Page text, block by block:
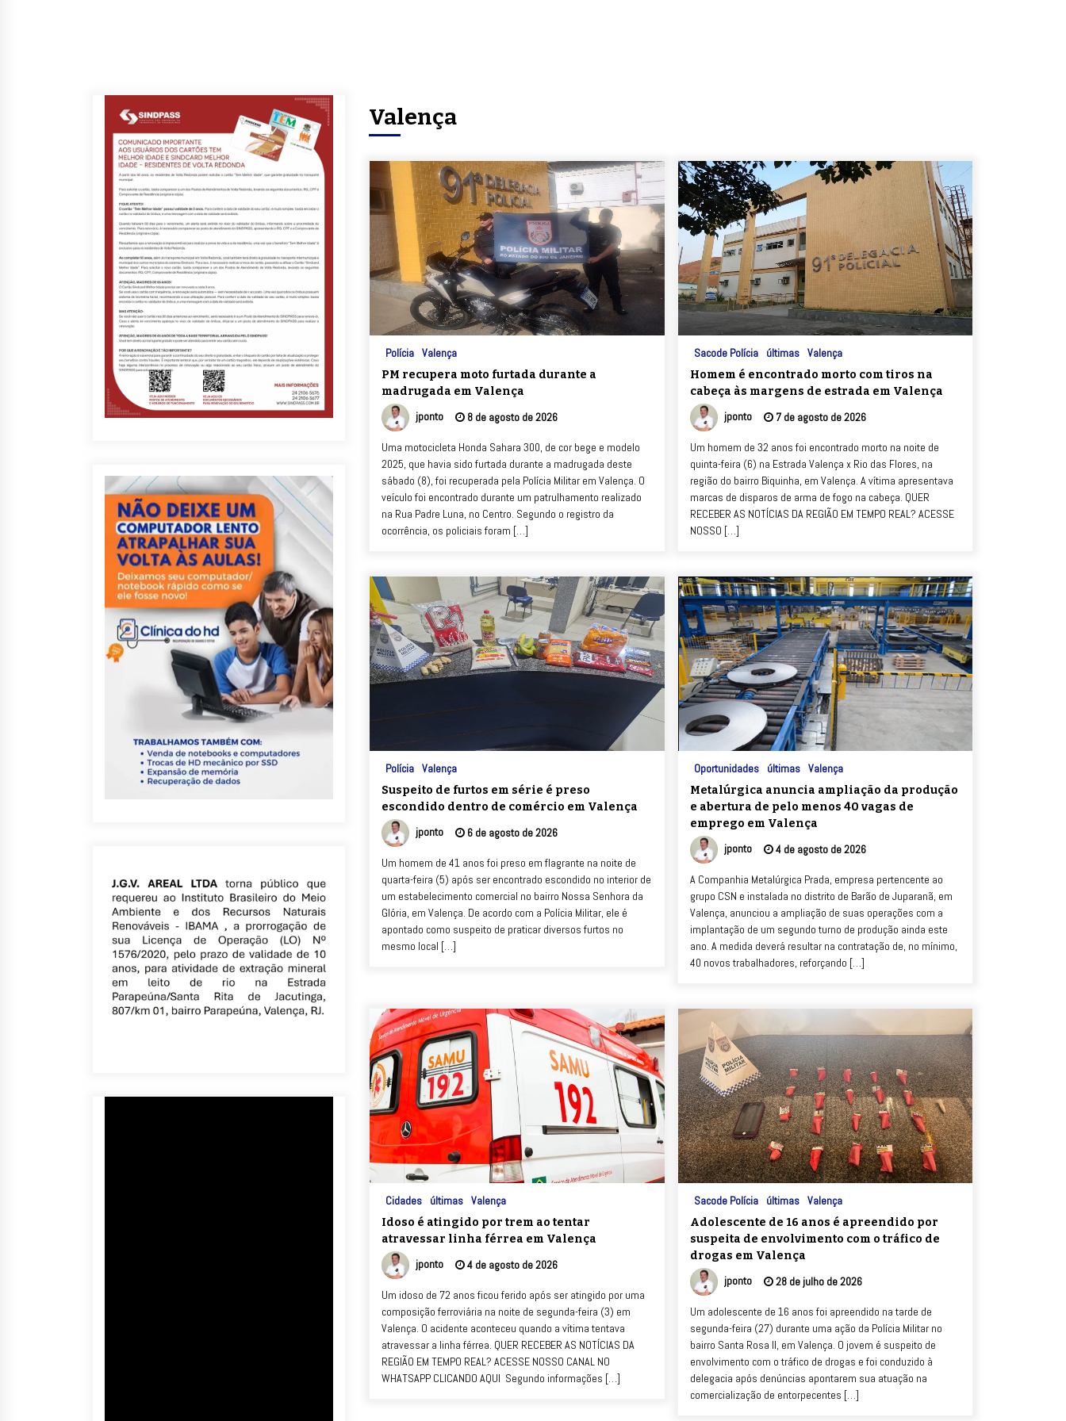
Valença
Polícia Valença
PM recupera moto furtada durante a
madrugada em Valença
jponto 8 de agosto de 2026
Uma motocicleta Honda Sahara 300, de cor bege e modelo
2025, que havia sido furtada durante a madrugada deste
sábado (8), foi recuperada pela Polícia Militar em Valença. O
veículo foi encontrado durante um patrulhamento realizado
na Rua Padre Luna, no Centro. Segundo o registro da
ocorrência, os policiais foram […]
Sacode Polícia últimas Valença
Homem é encontrado morto com tiros na
cabeça às margens de estrada em Valença
jponto 7 de agosto de 2026
Um homem de 32 anos foi encontrado morto na noite de
quinta-feira (6) na Estrada Valença x Rio das Flores, na
região do bairro Biquinha, em Valença. A vítima apresentava
marcas de disparos de arma de fogo na cabeça. QUER
RECEBER AS NOTÍCIAS DA REGIÃO EM TEMPO REAL? ACESSE
NOSSO […]
Polícia Valença
Suspeito de furtos em série é preso
escondido dentro de comércio em Valença
jponto 6 de agosto de 2026
Um homem de 41 anos foi preso em flagrante na noite de
quarta-feira (5) após ser encontrado escondido no interior de
um estabelecimento comercial no bairro Nossa Senhora da
Glória, em Valença. De acordo com a Polícia Militar, ele é
apontado como suspeito de praticar diversos furtos no
mesmo local […]
Oportunidades últimas Valença
Metalúrgica anuncia ampliação da produção
e abertura de pelo menos 40 vagas de
emprego em Valença
jponto 4 de agosto de 2026
A Companhia Metalúrgica Prada, empresa pertencente ao
grupo CSN e instalada no distrito de Barão de Juparanã, em
Valença, anunciou a ampliação de suas operações com a
implantação de um segundo turno de produção ainda este
ano. A medida deverá resultar na contratação de, no mínimo,
40 novos trabalhadores, reforçando […]
Cidades últimas Valença
Idoso é atingido por trem ao tentar
atravessar linha férrea em Valença
jponto 4 de agosto de 2026
Um idoso de 72 anos ficou ferido após ser atingido por uma
composição ferroviária na noite de segunda-feira (3) em
Valença. O acidente aconteceu quando a vítima tentava
atravessar a linha férrea. QUER RECEBER AS NOTÍCIAS DA
REGIÃO EM TEMPO REAL? ACESSE NOSSO CANAL NO
WHATSAPP CLICANDO AQUI Segundo informações […]
Sacode Polícia últimas Valença
Adolescente de 16 anos é apreendido por
suspeita de envolvimento com o tráfico de
drogas em Valença
jponto 28 de julho de 2026
Um adolescente de 16 anos foi apreendido na tarde de
segunda-feira (27) durante uma ação da Polícia Militar no
bairro Santa Rosa II, em Valença. O jovem é suspeito de
envolvimento com o tráfico de drogas e foi conduzido à
delegacia após denúncias apontarem sua atuação na
comercialização de entorpecentes […]